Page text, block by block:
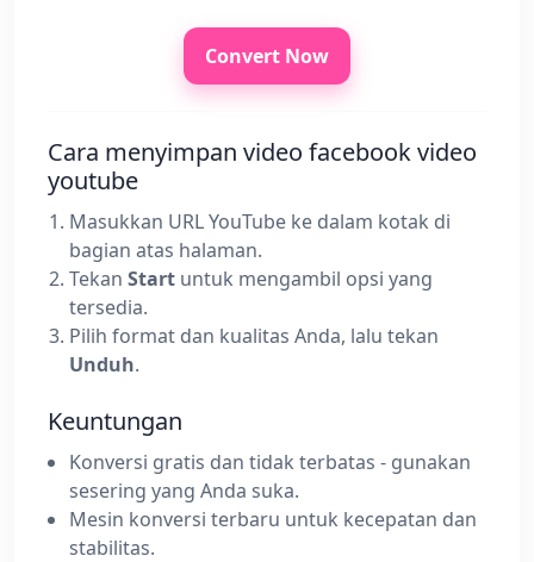
Convert Now
Cara menyimpan video facebook video
youtube
Masukkan URL YouTube ke dalam kotak di
bagian atas halaman.
Tekan Start untuk mengambil opsi yang
tersedia.
Pilih format dan kualitas Anda, lalu tekan
Unduh.
Keuntungan
Konversi gratis dan tidak terbatas - gunakan
sesering yang Anda suka.
Mesin konversi terbaru untuk kecepatan dan
stabilitas.